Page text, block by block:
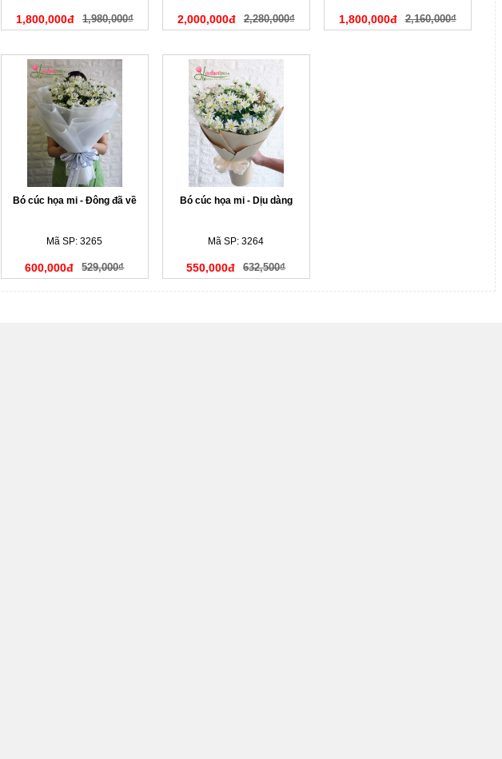
1,800,000đ 1,980,000₫ 2,000,000đ 2,280,000₫ 1,800,000đ 2,160,000₫
Bó cúc họa mi - Đông đã về
Mã SP: 3265
600,000đ 529,000₫
Bó cúc họa mi - Dịu dàng
Mã SP: 3264
550,000đ 632,500₫